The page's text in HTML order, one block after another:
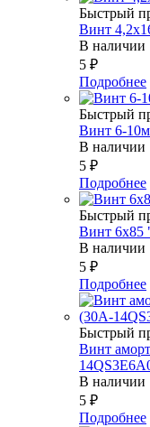
Быстрый
Винт
В наличии
5 ₽
Подробнее
Быстрый
Винт 6-
В наличии
5 ₽
Подробнее
Быстрый
Винт 6х85
В наличии
5 ₽
Подробнее
Быстрый
Винт
В наличии
5 ₽
Подробнее